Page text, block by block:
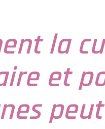
la
et